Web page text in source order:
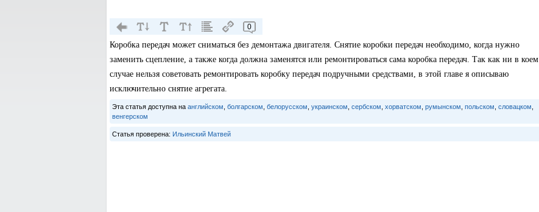
0
Коробка передач может сниматься без демонтажа двигателя. Снятие коробки передач необходимо, когда нужно
заменить сцепление, а также когда должна заменятся или ремонтироваться сама коробка передач. Так как ни в коем
случае нельзя советовать ремонтировать коробку передач подручными средствами, в этой главе я описываю
исключительно снятие агрегата.
Эта статья доступна на английском болгарском белорусском украинском сербском хорватском румынском польском словацком
венгерском
Статья проверена: Ильинский Матвей